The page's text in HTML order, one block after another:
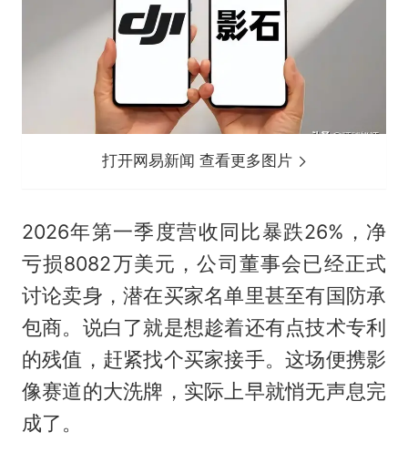
打开网易新闻 查看更多图片
2026年第一季度营收同比暴跌26%，净
亏损8082万美元，公司董事会已经正式
讨论卖身，潜在买家名单里甚至有国防承
包商。说白了就是想趁着还有点技术专利
的残值，赶紧找个买家接手。这场便携影
像赛道的大洗牌，实际上早就悄无声息完
成了。